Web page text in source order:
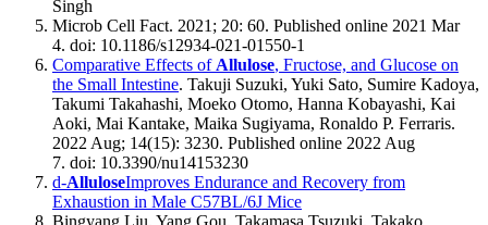
Singh
Microb Cell Fact. 2021; 20: 60. Published online 2021 Mar
4. doi: 10.1186/s12934-021-01550-1
Comparative Effects of Allulose, Fructose, and Glucose on
the Small Intestine. Takuji Suzuki, Yuki Sato, Sumire Kadoya,
Takumi Takahashi, Moeko Otomo, Hanna Kobayashi, Kai
Aoki, Mai Kantake, Maika Sugiyama, Ronaldo P. Ferraris.
2022 Aug; 14(15): 3230. Published online 2022 Aug
7. doi: 10.3390/nu14153230
d-AlluloseImproves Endurance and Recovery from
Exhaustion in Male C57BL/6J Mice
Bingyang Liu, Yang Gou, Takamasa Tsuzuki, Takako